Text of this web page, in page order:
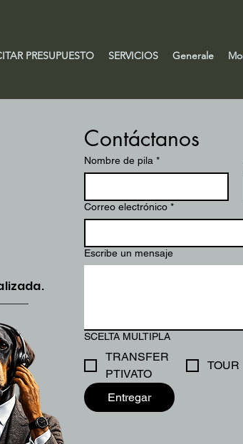
PRESUPUESTO SERVICIOS Generale
Contáctanos
Nombre de pila *
Correo electrónico *
Escribe un mensaje
SCELTA MULTIPLA
TRANSFER
PTIVATO
TOUR
Entregar